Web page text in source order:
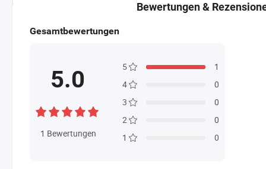
Bewertungen &
Gesamtbewertungen
5.0
1 Bewertungen
5
1
4
0
3
0
2
0
1
0